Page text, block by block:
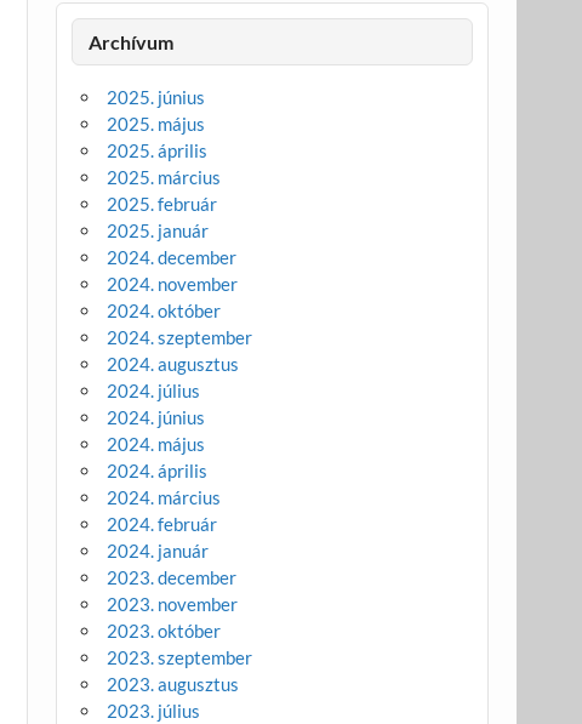
Archívum
2025. június
2025. május
2025. április
2025. március
2025. február
2025. január
2024. december
2024. november
2024. október
2024. szeptember
2024. augusztus
2024. július
2024. június
2024. május
2024. április
2024. március
2024. február
2024. január
2023. december
2023. november
2023. október
2023. szeptember
2023. augusztus
2023. július